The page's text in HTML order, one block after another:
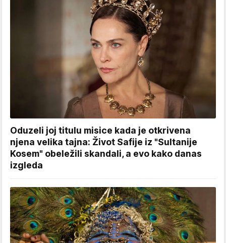
Oduzeli joj titulu misice kada je otkrivena
njena velika tajna: Život Safije iz "Sultanije
Kosem" obeležili skandali, a evo kako danas
izgleda